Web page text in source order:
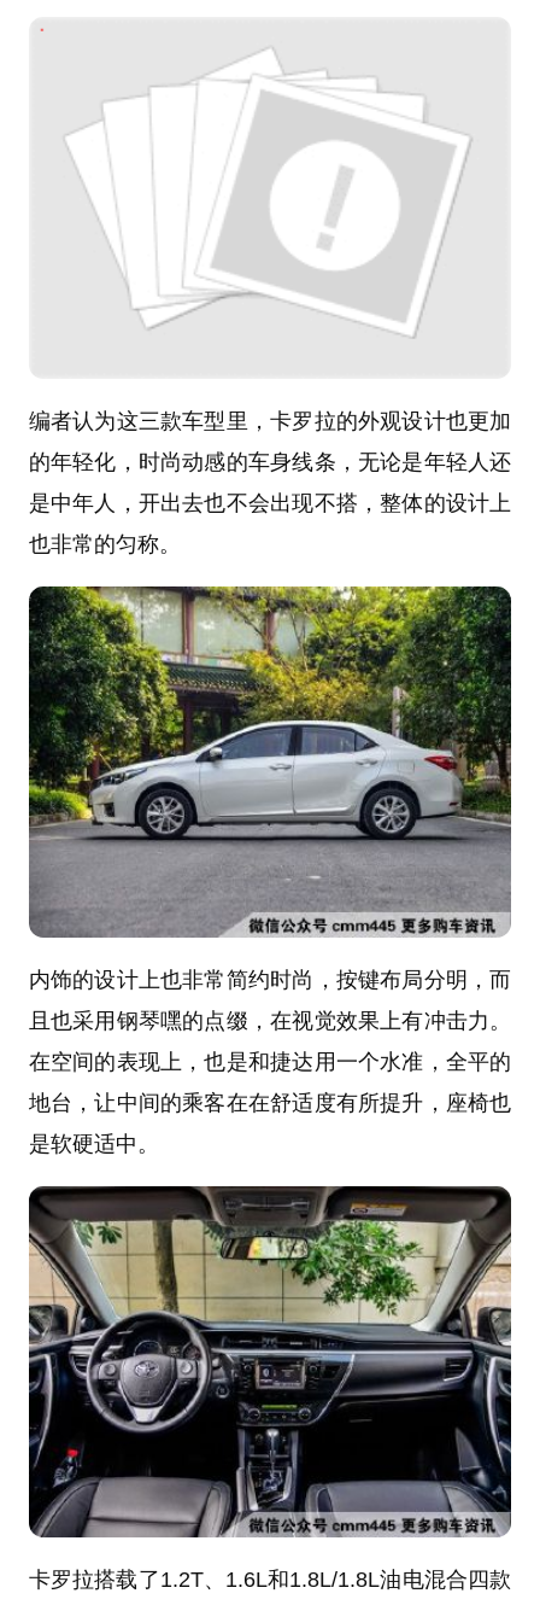
编者认为这三款车型里，卡罗拉的外观设计也更加
的年轻化，时尚动感的车身线条，无论是年轻人还
是中年人，开出去也不会出现不搭，整体的设计上
也非常的匀称。
内饰的设计上也非常简约时尚，按键布局分明，而
且也采用钢琴嘿的点缀，在视觉效果上有冲击力。
在空间的表现上，也是和捷达用一个水准，全平的
地台，让中间的乘客在在舒适度有所提升，座椅也
是软硬适中。
卡罗拉搭载了1.2T、1.6L和1.8L/1.8L油电混合四款